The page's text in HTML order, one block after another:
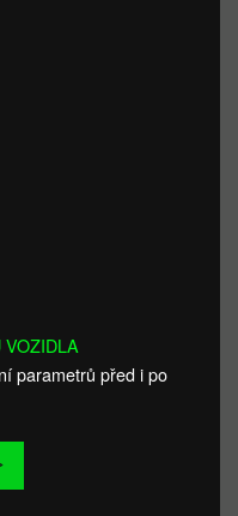
parametrů před i po